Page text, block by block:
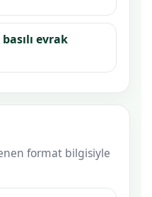
evrak
format bilgisiyle